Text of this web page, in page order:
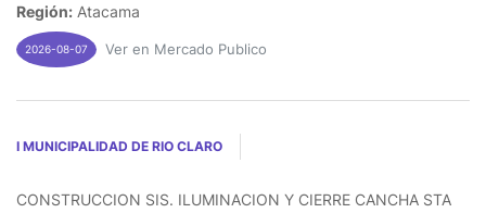
Región: Atacama
2026-08-07 Ver en Mercado Publico
I MUNICIPALIDAD DE RIO CLARO
CONSTRUCCION SIS. ILUMINACION Y CIERRE CANCHA STA